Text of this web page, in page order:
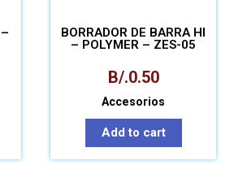
BORRADOR DE BARRA HI
– POLYMER – ZES-05
B/.0.50
Accesorios
Add to cart